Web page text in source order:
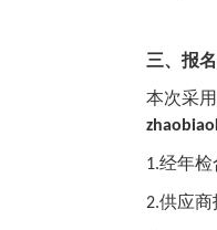
三、报
本次采
1.经年检
2.供应商